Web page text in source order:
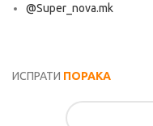
@Super_nova.mk
ИСПРАТИ ПОРАКА